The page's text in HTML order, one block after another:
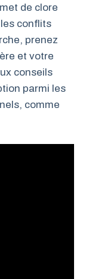
de clore
conflits
prenez
et votre
conseils
parmi les
comme